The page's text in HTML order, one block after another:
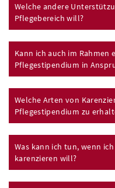
Welche andere
Pflegebereich will?
Kann ich auch im
Pflegestipendium in
Welche Arten von
Pflegestipendium zu
Was kann ich tun, wenn
karenzieren will?